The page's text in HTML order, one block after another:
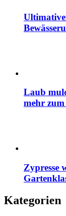
Laub
mehr zum
Zypresse
Kategorien